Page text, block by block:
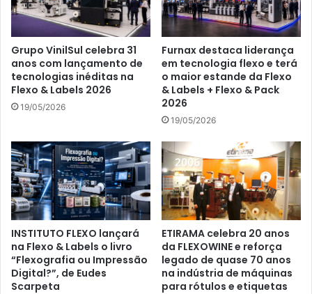
Grupo VinilSul celebra 31
anos com lançamento de
tecnologias inéditas na
Flexo & Labels 2026
19/05/2026
Furnax destaca liderança
em tecnologia flexo e terá
o maior estande da Flexo
& Labels + Flexo & Pack
2026
19/05/2026
INSTITUTO FLEXO lançará
na Flexo & Labels o livro
“Flexografia ou Impressão
Digital?”, de Eudes
Scarpeta
ETIRAMA celebra 20 anos
da FLEXOWINE e reforça
legado de quase 70 anos
na indústria de máquinas
para rótulos e etiquetas